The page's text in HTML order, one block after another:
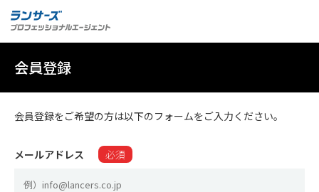
会員登録
会員登録をご希望の方は以下のフォームをご入力ください。
メールアドレス 必須